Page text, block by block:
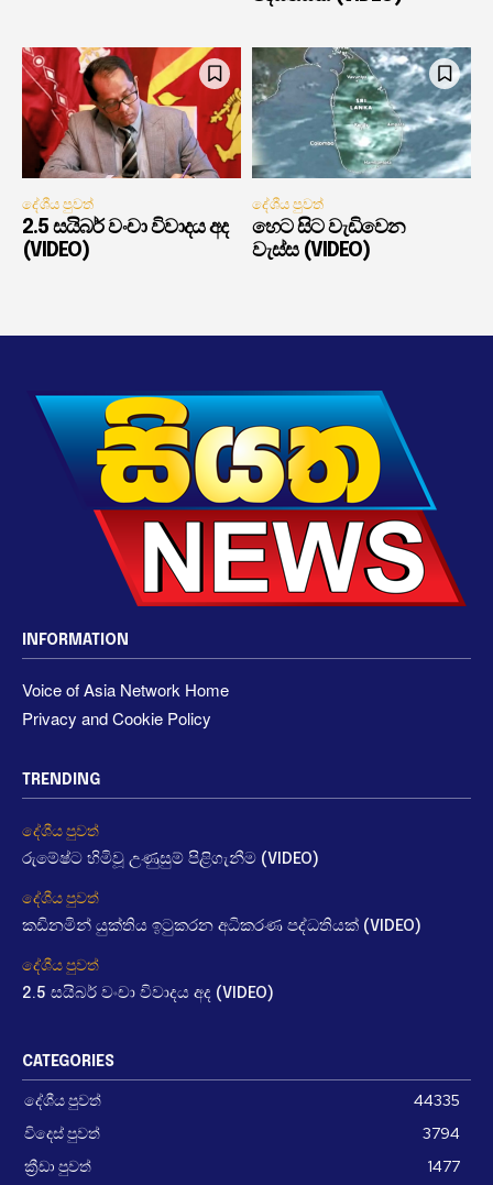
දේශීය පුවත්
2.5 සයිබර් වංචා විවාදය අද
(VIDEO)
දේශීය පුවත්
හෙට සිට වැඩිවෙන
වැස්ස (VIDEO)
INFORMATION
Voice of Asia Network Home
Privacy and Cookie Policy
TRENDING
දේශීය පුවත්
රුමේෂ්ට හිමිවූ උණුසුම් පිළිගැනීම (VIDEO)
දේශීය පුවත්
කඩිනමින් යුක්තිය ඉටුකරන අධිකරණ පද්ධතියක් (VIDEO)
දේශීය පුවත්
2.5 සයිබර් වංචා විවාදය අද (VIDEO)
CATEGORIES
දේශීය පුවත්
44335
විදෙස් පුවත්
3794
ක්‍රීඩා පුවත්
1477